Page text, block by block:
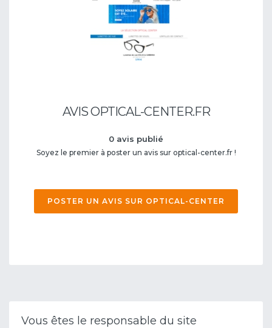
AVIS OPTICAL-CENTER.FR
0 avis publié
Soyez le premier à poster un avis sur optical-center.fr !
POSTER UN AVIS SUR OPTICAL-CENTER
Vous êtes le responsable du site